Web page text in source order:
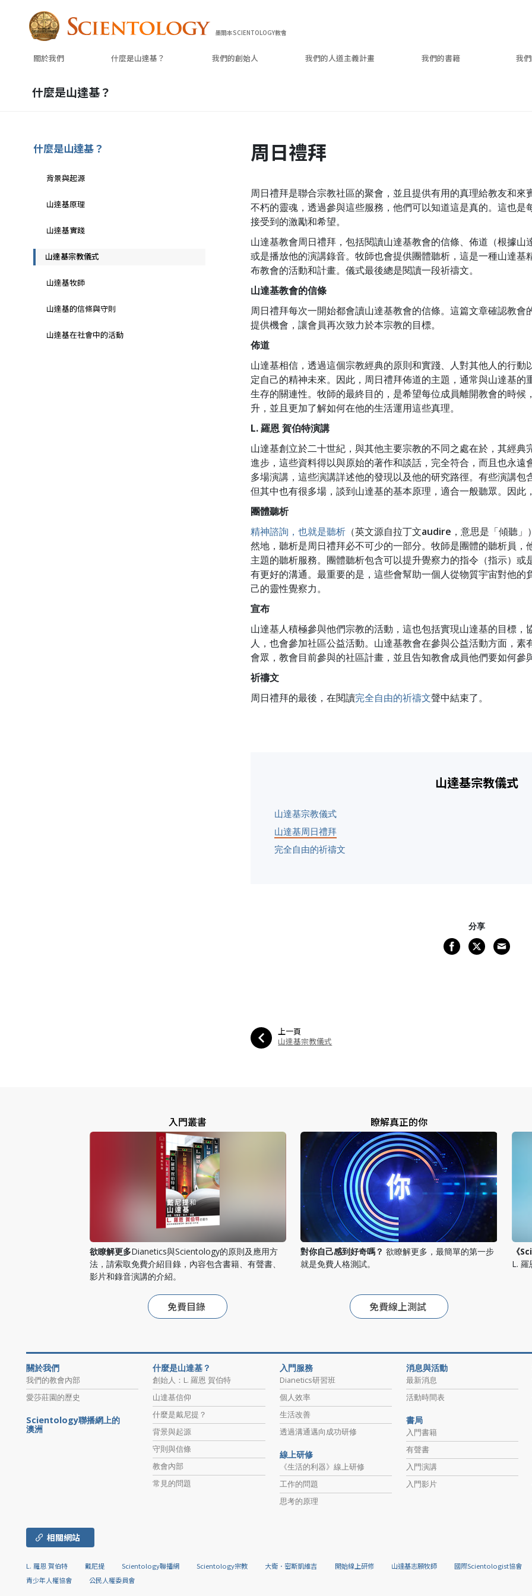
墨爾本SCIENTOLOGY教會
關於我們 什麼是山達基？ 我們的創始人 我們的人道主義計畫 我們的書籍 我
什麼是山達基？
周日禮拜
周日禮拜是聯合宗教社區的聚會，並且提供有用的真理給教友和
不朽的靈魂，透過參與這些服務，他們可以知道這是真的。這也是
接受到的激勵和希望。
山達基教會周日禮拜，包括閱讀山達基教會的信條、佈道（根據山
或是播放他的演講錄音。牧師也會提供團體聽析，這是一種山達
布教會的活動和計畫。儀式最後總是閱讀一段祈禱文。
山達基教會的信條
周日禮拜每次一開始都會讀山達基教會的信條。這篇文章確認教會
提供機會，讓會員再次致力於本宗教的目標。
佈道
山達基相信，透過這個宗教經典的原則和實踐、人對其他人的行
定自己的精神未來。因此，周日禮拜佈道的主題，通常與山達基的
生存的關連性。牧師的最終目的，是希望每位成員離開教會的時
升，並且更加了解如何在他的生活運用這些真理。
L. 羅恩 賀伯特演講
山達基創立於二十世紀，與其他主要宗教的不同之處在於，其經
進步，這些資料得以與原始的著作和談話，完全符合，而且也永遠
多場演講，這些演講詳述他的發現以及他的研究路徑。有些演講包
但其中也有很多場，談到山達基的基本原理，適合一般聽眾。因此
團體聽析
精神諮詢，也就是聽析 （英文源自拉丁文audire ，意思是「傾聽
然地，聽析是周日禮拜必不可少的一部分。牧師是團體的聽析員
主題的聽析服務。團體聽析包含可以提升覺察力的指令（指示）
有更好的溝通。最重要的是，這些會幫助一個人從物質宇宙對他的
己的靈性覺察力。
宣布
山達基人積極參與他們宗教的活動，這也包括實現山達基的目標
人，也會參加社區公益活動。山達基教會在參與公益活動方面，
會眾，教會目前參與的社區計畫，並且告知教會成員他們要如何參與
祈禱文
周日禮拜的最後，在閱讀完全自由的祈禱文聲中結束了。
山達基宗教儀式
山達基宗教儀式
山達基周日禮拜
完全自由的祈禱文
分享
上一頁
山達基宗教儀式
什麼是山達基？
背景與起源
山達基原理
山達基實踐
山達基宗教儀式
山達基牧師
山達基的信條與守則
山達基在社會中的活動
入門叢書
欲瞭解更多Dianetics與Scientology的原則及應用方
法，請索取免費介紹目錄，內容包含書籍、有聲書、
影片和錄音演講的介紹。
免費目錄
瞭解真正的你
對你自己感到好奇嗎？ 欲瞭解更多，最簡單的第一步
就是免費人格測試。
免費線上測試
《
L. 羅
關於我們
我們的教會內部
愛莎莊園的歷史
Scientology聯播網上的
澳洲
什麼是山達基？
創始人：L. 羅恩 賀伯特
山達基信仰
什麼是戴尼提？
背景與起源
守則與信條
教會內部
常見的問題
入門服務
Dianetics研習班
個人效率
生活改善
透過溝通邁向成功研修
線上研修
《生活的利器》線上研修
工作的問題
思考的原理
消息與活動
最新消息
活動時間表
書局
入門書籍
有聲書
入門演講
入門影片
相關網站
L. 羅恩 賀伯特 戴尼提 Scientology聯播網 Scientology宗教 大衛．密斯凱維吉 開始線上研修 山達基志願牧師 國際Scientologist協會
青少年人權協會
公民人權委員會